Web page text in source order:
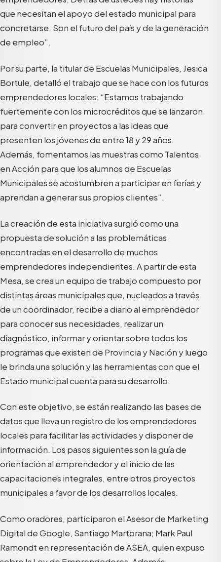
que necesitan el apoyo del estado municipal para
concretarse. Son el futuro del país y de la generación
de empleo”.
Por su parte, la titular de Escuelas Municipales, Jesica
Bortule, detalló el trabajo que se hace con los futuros
emprendedores locales: “Estamos trabajando
fuertemente con los microcréditos que se lanzaron
para convertir en proyectos a las ideas que
presenten los jóvenes de entre 18 y 29 años.
Además, fomentamos las muestras como Talentos
en Acción para que los alumnos de Escuelas
Municipales se acostumbren a participar en ferias y
aprendan a generar sus propios clientes”.
La creación de esta iniciativa surgió como una
propuesta de solución a las problemáticas
encontradas en el desarrollo de muchos
emprendedores independientes. A partir de esta
Mesa, se crea un equipo de trabajo compuesto por
distintas áreas municipales que, nucleados a través
de un coordinador, recibe a diario al emprendedor
para conocer sus necesidades, realizar un
diagnóstico, informar y orientar sobre todos los
programas que existen de Provincia y Nación y luego
le brinda una solución y las herramientas con que el
Estado municipal cuenta para su desarrollo.
Con este objetivo, se están realizando las bases de
datos que lleva un registro de los emprendedores
locales para facilitar las actividades y disponer de
información. Los pasos siguientes son la guía de
orientación al emprendedor y el inicio de las
capacitaciones integrales, entre otros proyectos
municipales a favor de los desarrollos locales.
Como oradores, participaron el Asesor de Marketing
Digital de Google, Santiago Martorana; Mark Paul
Ramondt en representación de ASEA, quien expuso